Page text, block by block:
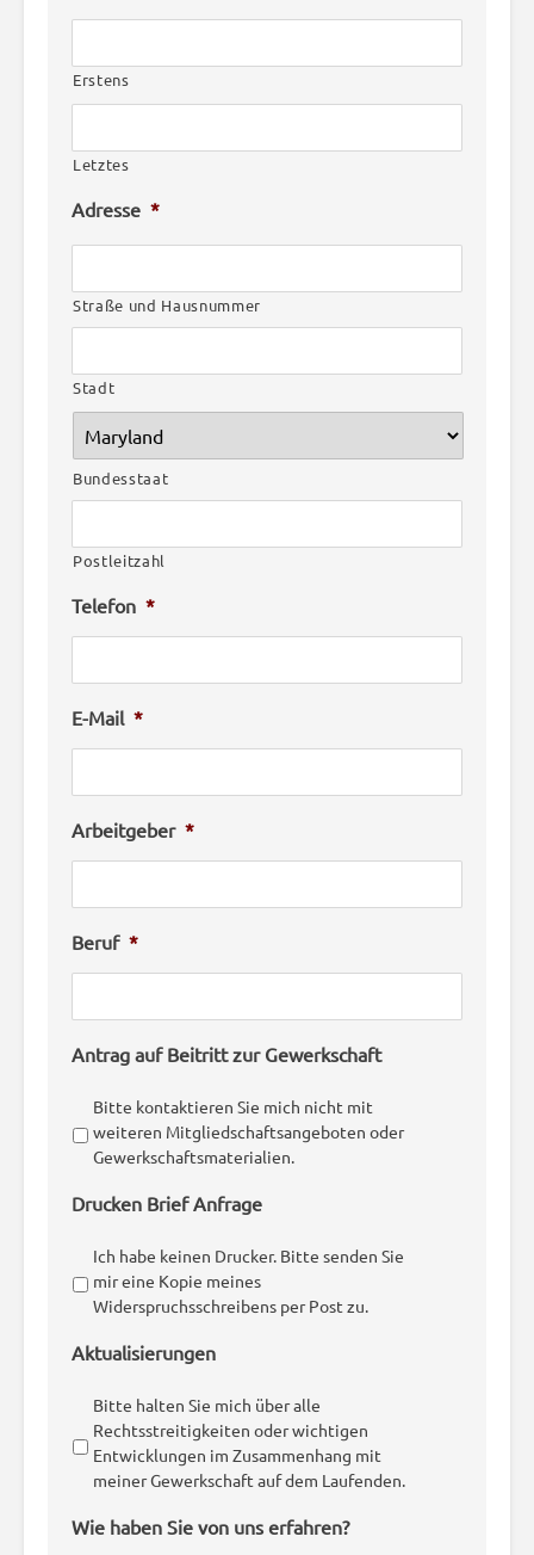
Erstens
Letztes
Adresse *
Straße und Hausnummer
Stadt
Bundesstaat
Postleitzahl
Telefon *
E-Mail *
Arbeitgeber *
Beruf *
Antrag auf Beitritt zur Gewerkschaft
Bitte kontaktieren Sie mich nicht mit
weiteren Mitgliedschaftsangeboten oder
Gewerkschaftsmaterialien.
Drucken Brief Anfrage
Ich habe keinen Drucker. Bitte senden Sie
mir eine Kopie meines
Widerspruchsschreibens per Post zu.
Aktualisierungen
Bitte halten Sie mich über alle
Rechtsstreitigkeiten oder wichtigen
Entwicklungen im Zusammenhang mit
meiner Gewerkschaft auf dem Laufenden.
Wie haben Sie von uns erfahren?